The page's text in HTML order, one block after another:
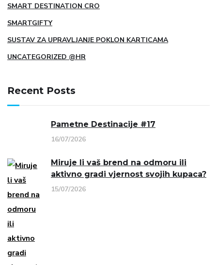
SMART DESTINATION CRO
SMARTGIFTY
SUSTAV ZA UPRAVLJANJE POKLON KARTICAMA
UNCATEGORIZED @HR
Recent Posts
Pametne Destinacije #17
16/07/2026
Miruje li vaš brend na odmoru ili
aktivno gradi vjernost svojih kupaca?
15/07/2026